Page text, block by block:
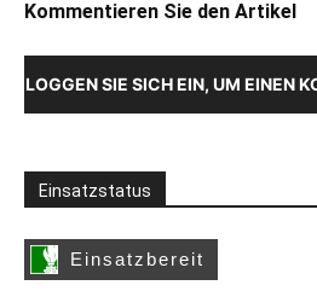
Kommentieren Sie den Artikel
LOGGEN SIE SICH EIN, UM EINEN
Einsatzstatus